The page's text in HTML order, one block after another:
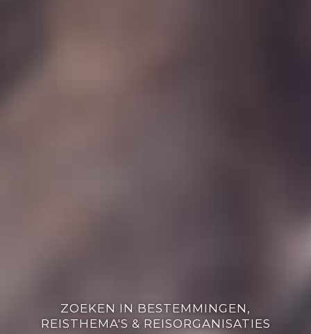
ZOEKEN IN BESTEMMINGEN,
REISTHEMA'S & REISORGANISATIES